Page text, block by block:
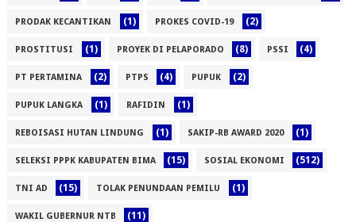
PRODAK KECANTIKAN (1) PROKES COVID-19 (2)
PROSTITUSI (1) PROYEK DI PELAPORADO (8) PSSI (4)
PT PERTAMINA (2) PTPS (4) PUPUK (2)
PUPUK LANGKA (1) RAFIDIN (1)
REBOISASI HUTAN LINDUNG (1) SAKIP-RB AWARD 2020 (1)
SELEKSI PPPK KABUPATEN BIMA (15) SOSIAL EKONOMI (512)
TNI AD (15) TOLAK PENUNDAAN PEMILU (1)
WAKIL GUBERNUR NTB (11)